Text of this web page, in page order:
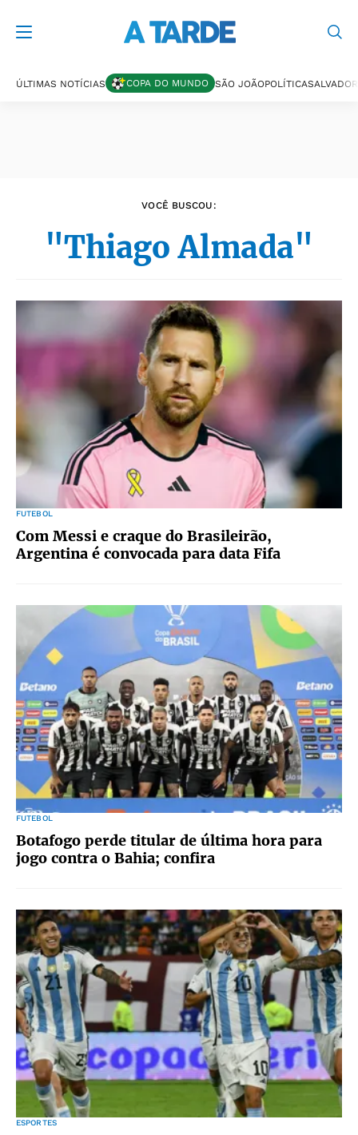
ÚLTIMAS NOTÍCIAS COPA DO MUNDO SÃO JOÃOPOLÍTICASALVADOR
VOCÊ BUSCOU:
"Thiago Almada"
FUTEBOL
Com Messi e craque do Brasileirão,
Argentina é convocada para data Fifa
FUTEBOL
Botafogo perde titular de última hora para
jogo contra o Bahia; confira
ESPORTES